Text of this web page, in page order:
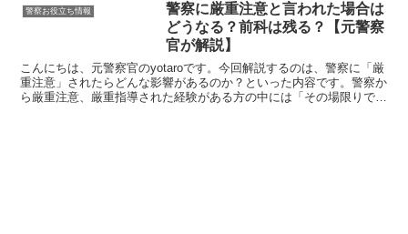
警察お役立ち情報
警察に厳重注意と言われた場合は
どうなる？前科は残る？【元警察
官が解説】
こんにちは、元警察官のyotaroです。今回解説するのは、警察に「厳
重注意」されたらどんな影響があるのか？といった内容です。警察か
ら厳重注意、厳重指導された経験がある方の中には「その場限りで終